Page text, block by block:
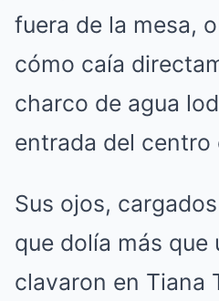
fuera de la mesa,
cómo caía
charco de agua
entrada del centro
Sus ojos,
que dolía más que
clavaron en Tiana